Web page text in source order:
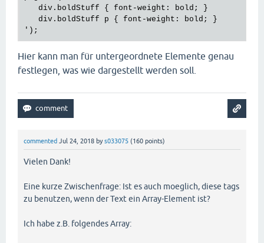
   div.boldStuff { font-weight: bold; }
   div.boldStuff p { font-weight: bold; }
Hier kann man für untergeordnete Elemente genau
festlegen, was wie dargestellt werden soll.
commented Jul 24, 2018 bys033075 (160 points)
Vielen Dank!
Eine kurze Zwischenfrage: Ist es auch moeglich, diese tags
zu benutzen, wenn der Text ein Array-Element ist?
Ich habe z.B. folgendes Array: